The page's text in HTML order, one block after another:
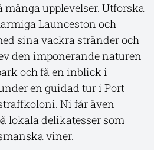
upplevelser. Utforska
Launceston och
sina vackra stränder och
den imponerande naturen
och få en inblick i
en guidad tur i Port
Ni får även
lokala delikatesser som
viner.
där ni får besöka
naturfenomenet
av lavendelblommorna i
den historiska staden
fängelse och Australiens
med tasmanska
i den lokala kulturen
historiska Hobart.
av äventyret med ett
Singapore. På soliga
palmer, nöjen och vita
att varva ner efter
stadens magi,
arkitektur och
bara njut av några lata
avslutning som ger er det